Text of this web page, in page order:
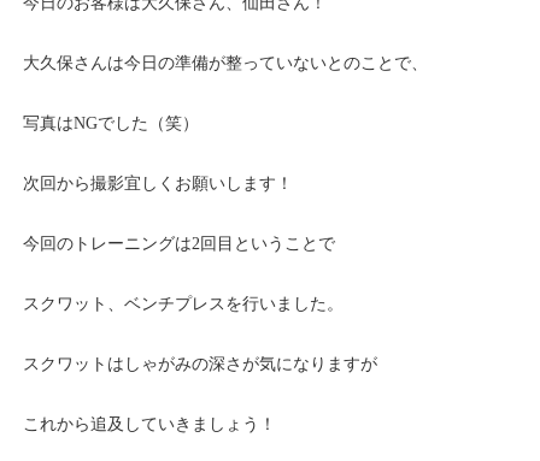
大久保さんは今日の準備が整っていないとのことで、
写真はNGでした（笑）
次回から撮影宜しくお願いします！
今回のトレーニングは2回目ということで
スクワット、ベンチプレスを行いました。
スクワットはしゃがみの深さが気になりますが
これから追及していきましょう！